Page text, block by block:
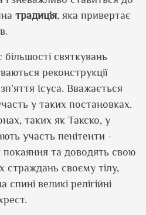
традиція, яка привертає
святкувань
реконструкції
Ісуса. Вважається
у таких постановках.
таких як Такско, у
участь пенітенти -
покаяння та доводять свою
страждань своєму тілу,
великі релігійні